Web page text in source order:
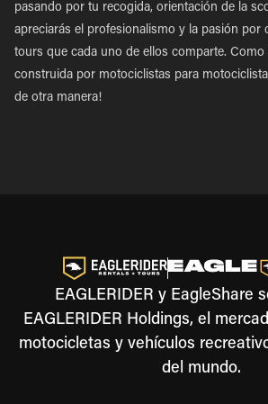
pasando por tu recogida, orientación de la
apreciarás el profesionalismo y la pasión por
tours que cada uno de ellos comparte. Como
construida por motociclistas para
de otra manera!
EAGLERIDER y EagleShare
EAGLERIDER Holdings, el
motocicletas y vehículos
del mundo.